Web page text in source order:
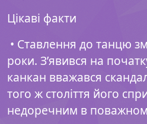
Цікаві факти
• Ставлення до танцю
роки. З’явився на
канкан вважався
того ж століття його
недоречним в